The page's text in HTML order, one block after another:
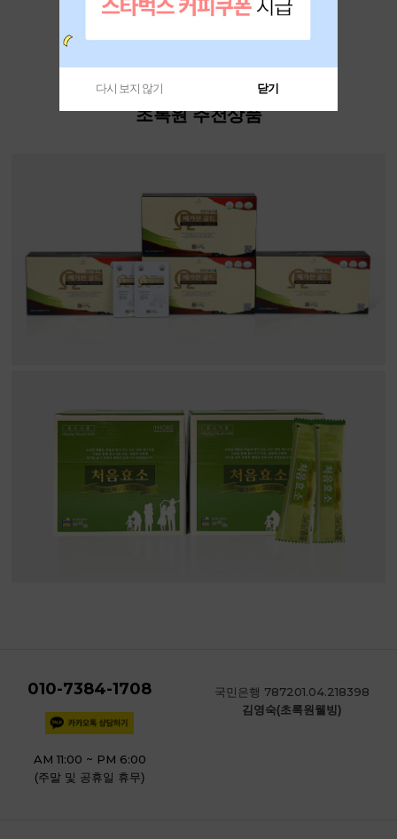
초록원 추천상품
010-7384-1708
AM 11:00 ~ PM 6:00
(주말 및 공휴일 휴무)
국민은행 787201.04.218398
김영숙(초록원웰빙)
다시 보지 않기 닫기